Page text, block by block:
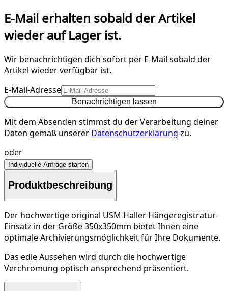
E-Mail erhalten sobald der Artikel
wieder auf Lager ist.
Wir benachrichtigen dich sofort per E-Mail sobald der
Artikel wieder verfügbar ist.
E-Mail-Adresse
Benachrichtigen lassen
Mit dem Absenden stimmst du der Verarbeitung deiner
Daten gemäß unserer Datenschutzerklärung zu.
oder
Individuelle Anfrage starten
Produktbeschreibung
Der hochwertige original USM Haller Hängeregistratur-
Einsatz in der Größe350x350mm bietet Ihnen eine
optimale Archivierungsmöglichkeit für Ihre Dokumente.
Das edle Aussehen wird durch die hochwertige
Verchromung optisch ansprechend präsentiert.